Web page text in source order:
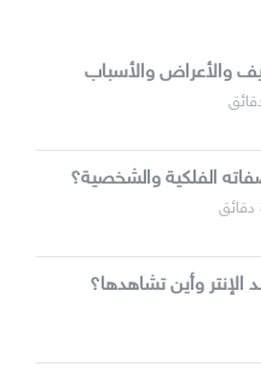
والأعراض والأسباب
الفلكية والشخصية؟
وأين تشاهدها؟